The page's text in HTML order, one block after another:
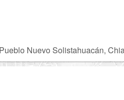
Nuevo Solistahuacán,